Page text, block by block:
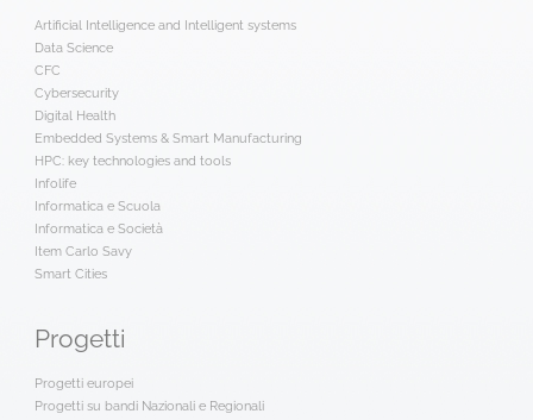
Artificial Intelligence and Intelligent systems
Data Science
CFC
Cybersecurity
Digital Health
Embedded Systems & Smart Manufacturing
HPC: key technologies and tools
Infolife
Informatica e Scuola
Informatica e Società
Item Carlo Savy
Smart Cities
Progetti
Progetti europei
Progetti su bandi Nazionali e Regionali